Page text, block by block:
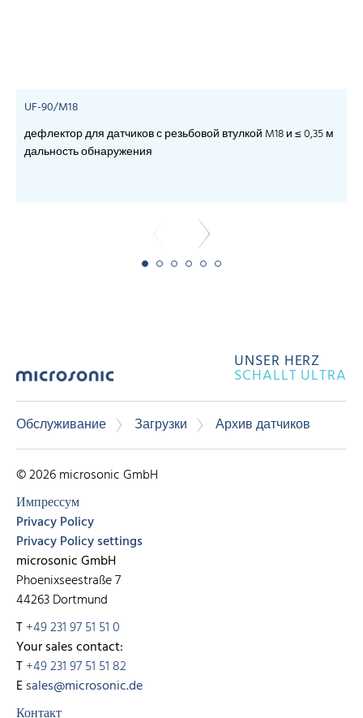
UF-90/M18
дефлектор для датчиков с резьбовой втулкой M18 и ≤ 0,35 м
дальность обнаружения
UNSER HERZ
SCHALLT ULTRA
Обслуживание Загрузки Архив датчиков
© 2026 microsonic GmbH
Импрессум
Privacy Policy
Privacy Policy settings
microsonic GmbH
Phoenixseestraße 7
44263 Dortmund
T+49 231 97 51 51 0
Your sales contact:
T+49 231 97 51 51 82
Esales@microsonic.de